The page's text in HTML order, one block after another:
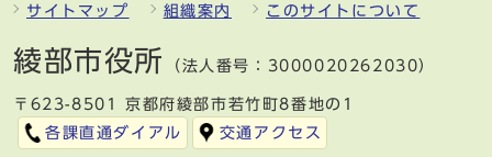
サイトマップ 組織案内 このサイトについて
綾部市役所 （法人番号：3000020262030）
〒623-8501 京都府綾部市若竹町8番地の1
各課直通ダイアル
交通アクセス